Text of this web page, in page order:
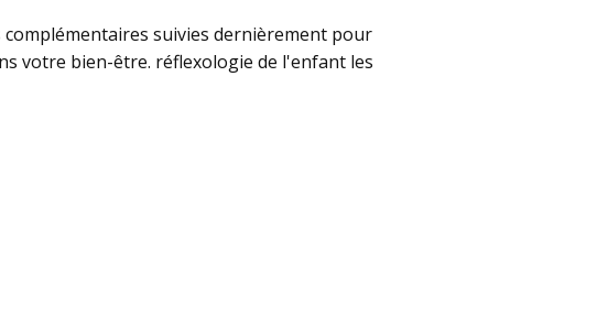
suivies dernièrement pour
votre bien-être. réflexologie de l'enfant les